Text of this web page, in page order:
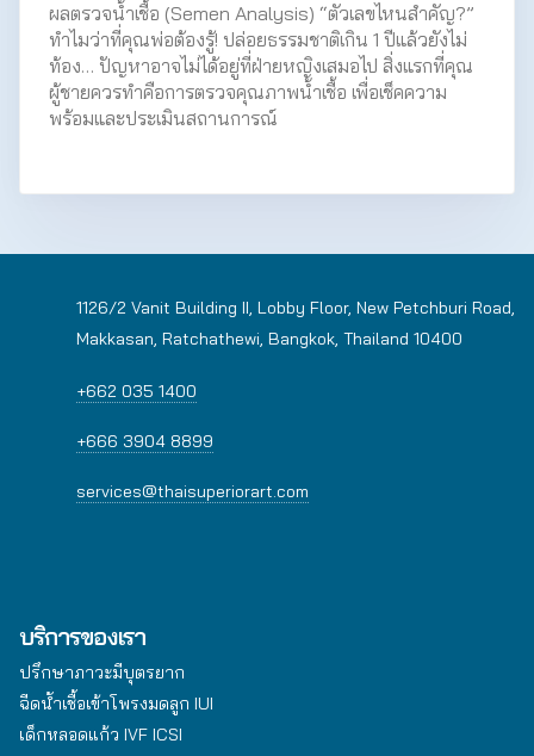
ผลตรวจน้ำเชื้อ (Semen Analysis) “ตัวเลขไหนสำคัญ?”
ทำไมว่าที่คุณพ่อต้องรู้! ปล่อยธรรมชาติเกิน 1 ปีแล้วยังไม่
ท้อง… ปัญหาอาจไม่ได้อยู่ที่ฝ่ายหญิงเสมอไป สิ่งแรกที่คุณ
ผู้ชายควรทำคือการตรวจคุณภาพน้ำเชื้อ เพื่อเช็คความ
พร้อมและประเมินสถานการณ์
1126/2 Vanit Building II, Lobby Floor, New Petchburi Road,
Makkasan, Ratchathewi, Bangkok, Thailand 10400
+662 035 1400
+666 3904 8899
services@thaisuperiorart.com
บริการของเรา
ปรึกษาภาวะมีบุตรยาก
ฉีดน้ำเชื้อเข้าโพรงมดลูก IUI
เด็กหลอดแก้ว IVF ICSI